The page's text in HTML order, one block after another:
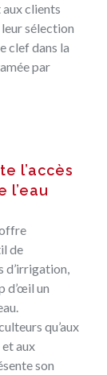
clients
sélection
clef dans la
par
l’accès
l’eau
de
d’irrigation,
d’œil un
qu’aux
aux
son